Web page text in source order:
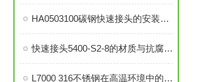
HA0503100碳钢快速接头的安装与维护指南
快速接头5400-S2-8的材质与抗腐蚀性探讨
L7000 316不锈钢在高温环境中的应用与性能分析